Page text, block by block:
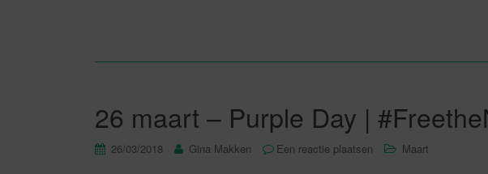
26 maart – Purple Day |
26/03/2018 Gina Makken Een reactie plaatsen Maart